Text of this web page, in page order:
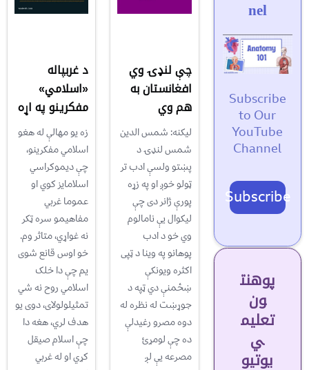
nel
Subscribe
to Our
YouTube
Channel
Subscribe
پوهنت
ون
تعلیم
ي
یوتیو
چې لنډۍ وي
افغانستان به
هم وي‎
ليکنه: شمس الدين
شمس لنډۍ د
پښتو ولسې ادب تر
ټولو خوږ او په زړه
پورې ژانر دی چې
ليکوال يې نامالوم
وي خو د ادب
پوهانو په وينا د ټپی
اکثره ويونکې
ښځمنې دي ټپه د
جوړښت له نظره له
دوه مصرو رغيدلې
ده چې لومړئ
مصرعه یې لږ
د غربپاله
«اسلامي»
مفکرينو په اړه
زه یو مهالې له هغو
اسلامي مفکرينو،
چې ديموکراسي
اسلامايز کوي او
عموما غربي
مفاهيمو سره ټکر
نه غواړي، متاثر وم.
خو اوس قانع شوی
یم چې دا خلک
اسلامي روح نه شي
تمثيلولولای، دوی يو
هدف لري، هغه دا
چې اسلام صیقل
کړي او له غربي